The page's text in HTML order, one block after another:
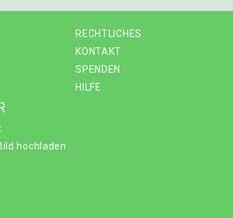
RECHTLICHES
KONTAKT
SPENDEN
HILFE
hochladen